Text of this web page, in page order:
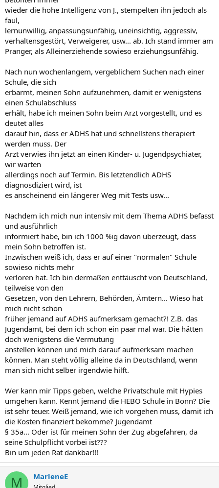
wieder die hohe Intelligenz von J., stempelten ihn jedoch als
faul,
lernunwillig, anpassungsunfähig, uneinsichtig, aggressiv,
verhaltensgestört, Verweigerer, usw... ab. Ich stand immer am
Pranger, als Alleinerziehende sowieso erziehungsunfähig.
Nach nun wochenlangem, vergeblichem Suchen nach einer
Schule, die sich
erbarmt, meinen Sohn aufzunehmen, damit er wenigstens
einen Schulabschluss
erhält, habe ich meinen Sohn beim Arzt vorgestellt, und es
deutet alles
darauf hin, dass er ADHS hat und schnellstens therapiert
werden muss. Der
Arzt verwies ihn jetzt an einen Kinder- u. Jugendpsychiater,
wir warten
allerdings noch auf Termin. Bis letztendlich ADHS
diagnosdiziert wird, ist
es anscheinend ein längerer Weg mit Tests usw...
Nachdem ich mich nun intensiv mit dem Thema ADHS befasst
und ausführlich
informiert habe, bin ich 1000 %ig davon überzeugt, dass
mein Sohn betroffen ist.
Inzwischen weiß ich, dass er auf einer "normalen" Schule
sowieso nichts mehr
verloren hat. Ich bin dermaßen enttäuscht von Deutschland,
teilweise von den
Gesetzen, von den Lehrern, Behörden, Ämtern... Wieso hat
mich nicht schon
früher jemand auf ADHS aufmerksam gemacht?! Z.B. das
Jugendamt, bei dem ich schon ein paar mal war. Die hätten
doch wenigstens die Vermutung
anstellen können und mich darauf aufmerksam machen
können. Man steht völlig alleine da in Deutschland, wenn
man sich nicht selber irgendwie hilft.
Wer kann mir Tipps geben, welche Privatschule mit Hypies
umgehen kann. Kennt jemand die HEBO Schule in Bonn? Die
ist sehr teuer. Weiß jemand, wie ich vorgehen muss, damit ich
die Kosten finanziert bekomme? Jugendamt
§ 35a... Oder ist für meinen Sohn der Zug abgefahren, da
seine Schulpflicht vorbei ist???
Bin um jeden Rat dankbar!!!
M MarleneE